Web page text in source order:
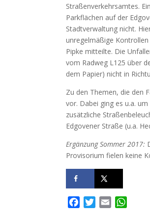
Straßenverkehrsamtes.
Parkflächen auf der
Stadtverwaltung nicht.
unregelmäßige
Pipke mitteilte. Die
vom Radweg L125 über
dem Papier) nicht in
Zu den Themen, die den
vor. Dabei ging es u.a.
zusätzliche
Edgovener Straße (u.a.
Ergänzung Sommer 2017:
Provisorium fielen keine
T